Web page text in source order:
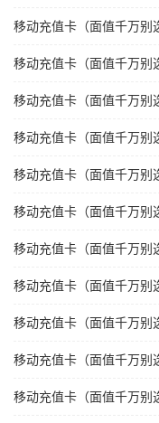
移动充值卡（面值千万别
移动充值卡（面值千万别
移动充值卡（面值千万别
移动充值卡（面值千万别
移动充值卡（面值千万别
移动充值卡（面值千万别
移动充值卡（面值千万别
移动充值卡（面值千万别
移动充值卡（面值千万别
移动充值卡（面值千万别
移动充值卡（面值千万别